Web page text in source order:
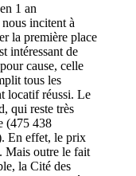
1 an
incitent à
la première place
intéressant de
cause, celle
tous les
locatif réussi. Le
qui reste très
(475 438
En effet, le prix
Mais outre le fait
la Cité des